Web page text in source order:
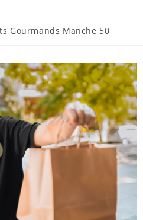
Gourmands Manche 50